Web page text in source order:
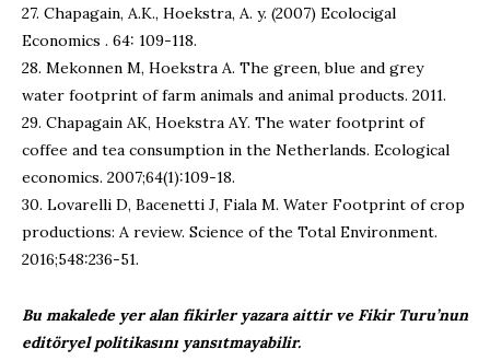
27. Chapagain, A.K., Hoekstra, A. y. (2007) Ecolocigal
Economics . 64: 109-118.
28. Mekonnen M, Hoekstra A. The green, blue and grey
water footprint of farm animals and animal products. 2011.
29. Chapagain AK, Hoekstra AY. The water footprint of
coffee and tea consumption in the Netherlands. Ecological
economics. 2007;64(1):109-18.
30. Lovarelli D, Bacenetti J, Fiala M. Water Footprint of crop
productions: A review. Science of the Total Environment.
2016;548:236-51.
Bu makalede yer alan fikirler yazara aittir ve Fikir Turu’nun
editöryel politikasını yansıtmayabilir.